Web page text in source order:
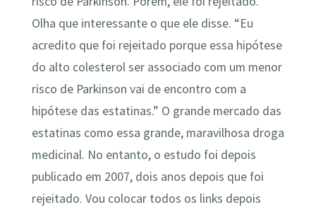
Olha que interessante o que ele disse. “Eu
acredito que foi rejeitado porque essa hipótese
do alto colesterol ser associado com um menor
risco de Parkinson vai de encontro com a
hipótese das estatinas.” O grande mercado das
estatinas como essa grande, maravilhosa droga
medicinal. No entanto, o estudo foi depois
publicado em 2007, dois anos depois que foi
rejeitado. Vou colocar todos os links depois